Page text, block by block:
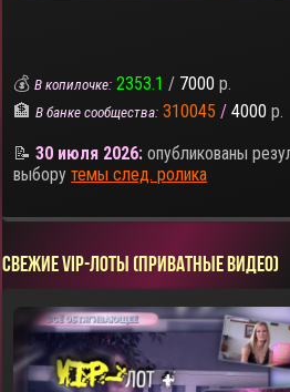
💰В копилочке: 2353.1 / 7000 р.
🏦В банке сообщества: 310045 / 4000 р.
📝30 июля 2026: опубликованы
выборутемы след. ролика
СВЕЖИЕ VIP-ЛОТЫ (ПРИВАТНЫЕ ВИДЕО)